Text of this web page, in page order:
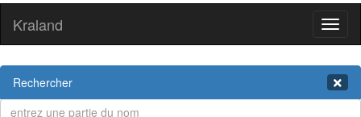
Kraland
Rechercher